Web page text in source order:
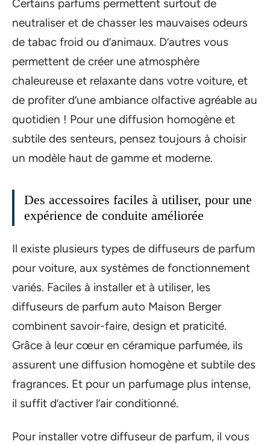
Certains parfums permettent surtout de
neutraliser et de chasser les mauvaises odeurs
de tabac froid ou d’animaux. D’autres vous
permettent de créer une atmosphère
chaleureuse et relaxante dans votre voiture, et
de profiter d’une ambiance olfactive agréable au
quotidien ! Pour une diffusion homogène et
subtile des senteurs, pensez toujours à choisir
un modèle haut de gamme et moderne.
Des accessoires faciles à utiliser, pour une
expérience de conduite améliorée
Il existe plusieurs types de diffuseurs de parfum
pour voiture, aux systèmes de fonctionnement
variés. Faciles à installer et à utiliser, les
diffuseurs de parfum auto Maison Berger
combinent savoir-faire, design et praticité.
Grâce à leur cœur en céramique parfumée, ils
assurent une diffusion homogène et subtile des
fragrances. Et pour un parfumage plus intense,
il suffit d’activer l’air conditionné.
Pour installer votre diffuseur de parfum, il vous